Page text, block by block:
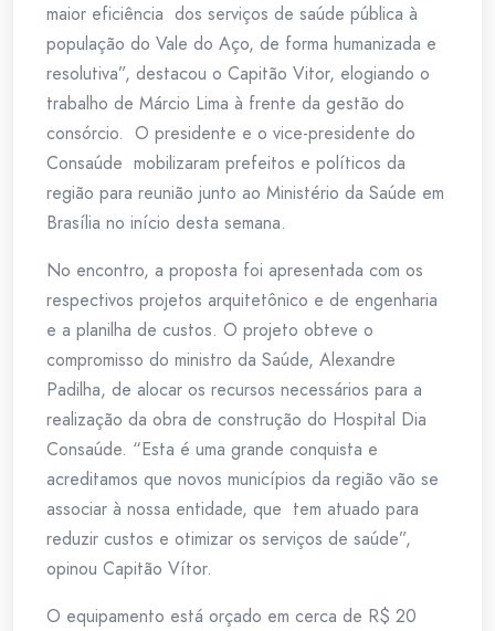
maior eficiência dos serviços de saúde pública à
população do Vale do Aço, de forma humanizada e
resolutiva”, destacou o Capitão Vitor, elogiando o
trabalho de Márcio Lima à frente da gestão do
consórcio. O presidente e o vice-presidente do
Consaúde mobilizaram prefeitos e políticos da
região para reunião junto ao Ministério da Saúde em
Brasília no início desta semana.
No encontro, a proposta foi apresentada com os
respectivos projetos arquitetônico e de engenharia
e a planilha de custos. O projeto obteve o
compromisso do ministro da Saúde, Alexandre
Padilha, de alocar os recursos necessários para a
realização da obra de construção do Hospital Dia
Consaúde. “Esta é uma grande conquista e
acreditamos que novos municípios da região vão se
associar à nossa entidade, que tem atuado para
reduzir custos e otimizar os serviços de saúde”,
opinou Capitão Vítor.
O equipamento está orçado em cerca de R$ 20